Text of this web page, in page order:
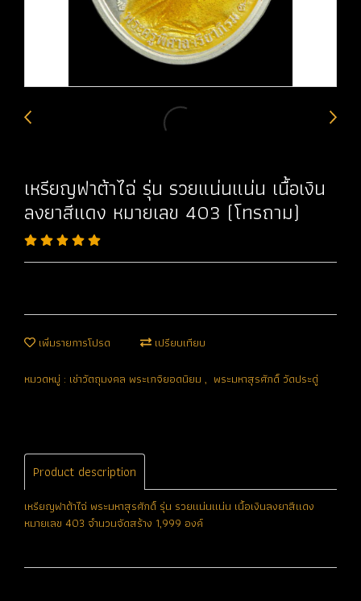
เหรียญฟาต้าไฉ่ รุ่น รวยแน่นแน่น เนื้อเงิน
ลงยาสีแดง หมายเลข 403 (โทรถาม)
เพิ่มรายการโปรด เปรียบเทียบ
หมวดหมู่ : เช่าวัตถุมงคล พระเกจิยอดนิยม , พระมหาสุรศักดิ์ วัดประดู่
Product description
เหรียญฟาต้าไฉ่ พระมหาสุรศักดิ์ รุ่น รวยแน่นแน่น เนื้อเงินลงยาสีแดง
หมายเลข 403 จำนวนจัดสร้าง 1,999 องค์